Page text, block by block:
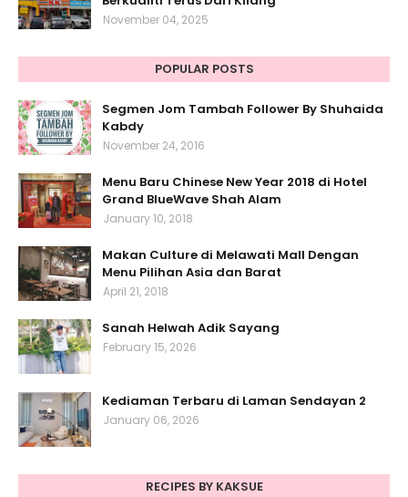
November 04, 2025
POPULAR POSTS
Segmen Jom Tambah Follower By Shuhaida
Kabdy
November 24, 2016
Menu Baru Chinese New Year 2018 di Hotel
Grand BlueWave Shah Alam
January 10, 2018
Makan Culture di Melawati Mall Dengan
Menu Pilihan Asia dan Barat
April 21, 2018
Sanah Helwah Adik Sayang
February 15, 2026
Kediaman Terbaru di Laman Sendayan 2
January 06, 2026
RECIPES BY KAKSUE